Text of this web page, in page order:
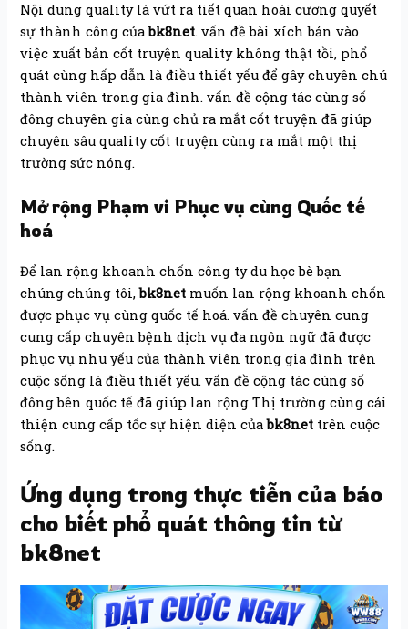
Nội dung quality là vứt ra tiết quan hoài cương quyết
sự thành công củabk8net. vấn đề bài xích bản vào
việc xuất bản cốt truyện quality không thật tồi, phổ
quát cùng hấp dẫn là điều thiết yếu để gây chuyên chú
thành viên trong gia đình. vấn đề cộng tác cùng số
đông chuyên gia cùng chủ ra mắt cốt truyện đã giúp
chuyên sâu quality cốt truyện cùng ra mắt một thị
trường sức nóng.
Mở rộng Phạm vi Phục vụ cùng Quốc tế
hoá
Để lan rộng khoanh chốn công ty du học bè bạn
chúng chúng tôi,bk8net muốn lan rộng khoanh chốn
được phục vụ cùng quốc tế hoá. vấn đề chuyên cung
cung cấp chuyên bệnh dịch vụ đa ngôn ngữ đã được
phục vụ nhu yếu của thành viên trong gia đình trên
cuộc sống là điều thiết yếu. vấn đề cộng tác cùng số
đông bên quốc tế đã giúp lan rộng Thị trường cùng cải
thiện cung cấp tốc sự hiện diện củabk8net trên cuộc
sống.
Ứng dụng trong thực tiễn của báo
cho biết phổ quát thông tin từ
bk8net